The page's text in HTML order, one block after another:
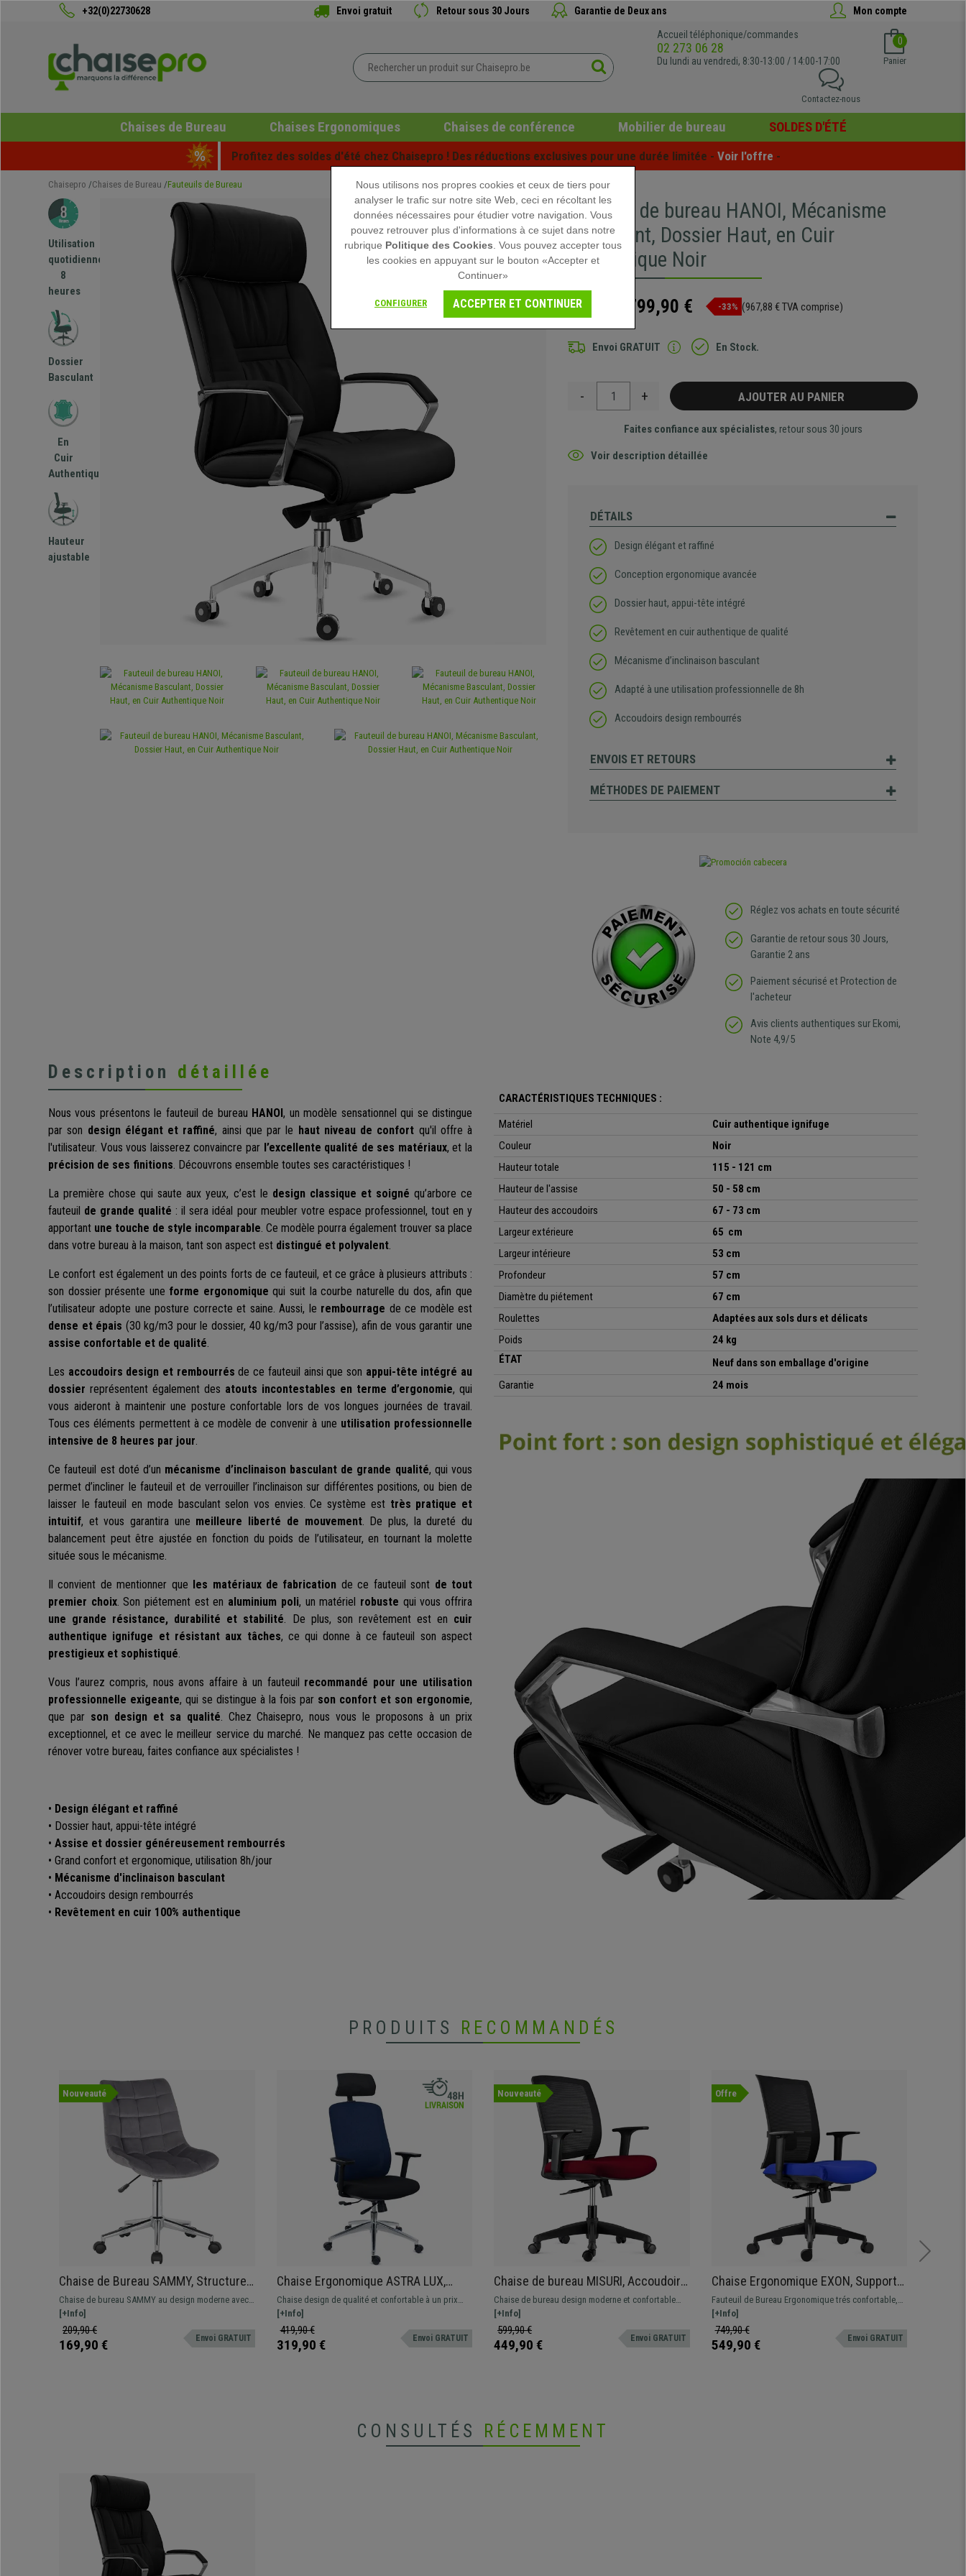
+32(0)22730628 Envoi gratuit Retour sous 30 Jours Garantie de Deux ans Mon compte
Accueil téléphonique/commandes
02 273 06 28
Du lundi au vendredi, 8:30-13:00 / 14:00-17:00
0
Panier
Contactez-nous
Chaises de Bureau Chaises Ergonomiques Chaises de conférence Mobilier de bureau SOLDES D'ÉTÉ
Profitez des soldes d'été chez Chaisepro ! Des réductions exclusives pour une durée limitée - Voir l'offre -
Chaisepro Chaises de Bureau Fauteuils de Bureau
Utilisation
quotidienne
8
heures
Dossier
Basculant
En
Cuir
Authentique
Hauteur
ajustable
Fauteuil de bureau HANOI, Mécanisme
Basculant, Dossier Haut, en Cuir
Authentique Noir
1.199,90 € 799,90 € -33% (967,88 € TVA comprise)
Envoi GRATUIT En Stock.
- + AJOUTER AU PANIER
Faites confiance aux spécialistes, retour sous 30 jours
Voir description détaillée
DÉTAILS
Design élégant et raffiné
Conception ergonomique avancée
Dossier haut, appui-tête intégré
Revêtement en cuir authentique de qualité
Mécanisme d’inclinaison basculant
Adapté à une utilisation professionnelle de 8h
Accoudoirs design rembourrés
ENVOIS ET RETOURS
MÉTHODES DE PAIEMENT
Réglez vos achats en toute sécurité
Garantie de retour sous 30 Jours,
Garantie 2 ans
Paiement sécurisé et Protection de
l'acheteur
Avis clients authentiques sur Ekomi,
Note 4,9/5
Description détaillée
Nous vous présentons le fauteuil de bureau HANOI, un modèle sensationnel qui se distingue
par son design élégant et raffiné, ainsi que par le haut niveau de confort qu'il offre à
l'utilisateur. Vous vous laisserez convaincre par l’excellente qualité de ses matériaux, et la
précision de ses finitions. Découvrons ensemble toutes ses caractéristiques !
La première chose qui saute aux yeux, c’est le design classique et soigné qu’arbore ce
fauteuil de grande qualité : il sera idéal pour meubler votre espace professionnel, tout en y
apportant une touche de style incomparable. Ce modèle pourra également trouver sa place
dans votre bureau à la maison, tant son aspect est distingué et polyvalent.
Le confort est également un des points forts de ce fauteuil, et ce grâce à plusieurs attributs :
son dossier présente une forme ergonomique qui suit la courbe naturelle du dos, afin que
l’utilisateur adopte une posture correcte et saine. Aussi, le rembourrage de ce modèle est
dense et épais (30 kg/m3 pour le dossier, 40 kg/m3 pour l’assise), afin de vous garantir une
assise confortable et de qualité.
Les accoudoirs design et rembourrés de ce fauteuil ainsi que son appui-tête intégré au
dossier représentent également des atouts incontestables en terme d’ergonomie, qui
vous aideront à maintenir une posture confortable lors de vos longues journées de travail.
Tous ces éléments permettent à ce modèle de convenir à une utilisation professionnelle
intensive de 8 heures par jour.
Ce fauteuil est doté d’un mécanisme d’inclinaison basculant de grande qualité, qui vous
permet d’incliner le fauteuil et de verrouiller l’inclinaison sur différentes positions, ou bien de
laisser le fauteuil en mode basculant selon vos envies. Ce système est très pratique et
intuitif, et vous garantira une meilleure liberté de mouvement. De plus, la dureté du
balancement peut être ajustée en fonction du poids de l’utilisateur, en tournant la molette
située sous le mécanisme.
Il convient de mentionner que les matériaux de fabrication de ce fauteuil sont de tout
premier choix. Son piétement est en aluminium poli, un matériel robuste qui vous offrira
une grande résistance, durabilité et stabilité. De plus, son revêtement est en cuir
authentique ignifuge et résistant aux tâches, ce qui donne à ce fauteuil son aspect
prestigieux et sophistiqué.
Vous l’aurez compris, nous avons affaire à un fauteuil recommandé pour une utilisation
professionnelle exigeante, qui se distingue à la fois par son confort et son ergonomie,
que par son design et sa qualité. Chez Chaisepro, nous vous le proposons à un prix
exceptionnel, et ce avec le meilleur service du marché. Ne manquez pas cette occasion de
rénover votre bureau, faites confiance aux spécialistes !
• Design élégant et raffiné
• Dossier haut, appui-tête intégré
• Assise et dossier généreusement rembourrés
• Grand confort et ergonomique, utilisation 8h/jour
• Mécanisme d'inclinaison basculant
• Accoudoirs design rembourrés
• Revêtement en cuir 100% authentique
CARACTÉRISTIQUES TECHNIQUES :
Matériel
Cuir authentique ignifuge
Couleur
Noir
Hauteur totale
115 - 121 cm
Hauteur de l'assise
50 - 58 cm
Hauteur des accoudoirs
67 - 73 cm
Largeur extérieure
65 cm
Largeur intérieure
53 cm
Profondeur
57 cm
Diamètre du piétement
67 cm
Roulettes
Adaptées aux sols durs et délicats
Poids
24 kg
ÉTAT
Neuf dans son emballage d'origine
Garantie
24 mois
PRODUITS RECOMMANDÉS
Nouveauté
Chaise de Bureau SAMMY, Structure
Métallique, Velours Gris
Chaise de bureau SAMMY au design moderne avec
revêtement en velours, disponible en différentes
couleurs.
[+Info]
209,90 €
169,90 € Envoi GRATUIT
Chaise Ergonomique ASTRA LUX,
Appui-tête, Assise Ajustable en
Profondeur, Utilisation Intensive 8h,
Inclinaison Synchrone, en Bleu
Chaise design de qualité et confortable à un prix
incroyable ! Avec appui-tête, support lombaire et
accoudoirs réglables adaptée à un usage intensif
[+Info]
419,90 €
319,90 € Envoi GRATUIT
Nouveauté
Chaise de bureau MISURI, Accoudoirs
Réglables, en Maille Respirante, Noir /
Bordeaux
Chaise de bureau design moderne et confortable
avec revêtement en maille respirante disponible en
différentes couleurs.
[+Info]
599,90 €
449,90 € Envoi GRATUIT
Offre
Chaise Ergonomique EXON, Support
Lombaire, Utilisation 8 H, en Tissu et
Maille, Bleu
Fauteuil de Bureau Ergonomique trés confortable,
parfaite pour une utilisation intensive. Support
lombaire et accoudoirs ajustables.
[+Info]
749,90 €
549,90 € Envoi GRATUIT
CONSULTÉS RÉCEMMENT
Nous utilisons nos propres cookies et ceux de tiers pour
analyser le trafic sur notre site Web, ceci en récoltant les
données nécessaires pour étudier votre navigation. Vous
pouvez retrouver plus d'informations à ce sujet dans notre
rubrique Politique des Cookies . Vous pouvez accepter tous
les cookies en appuyant sur le bouton «Accepter et
Continuer»
CONFIGURER ACCEPTER ET CONTINUER